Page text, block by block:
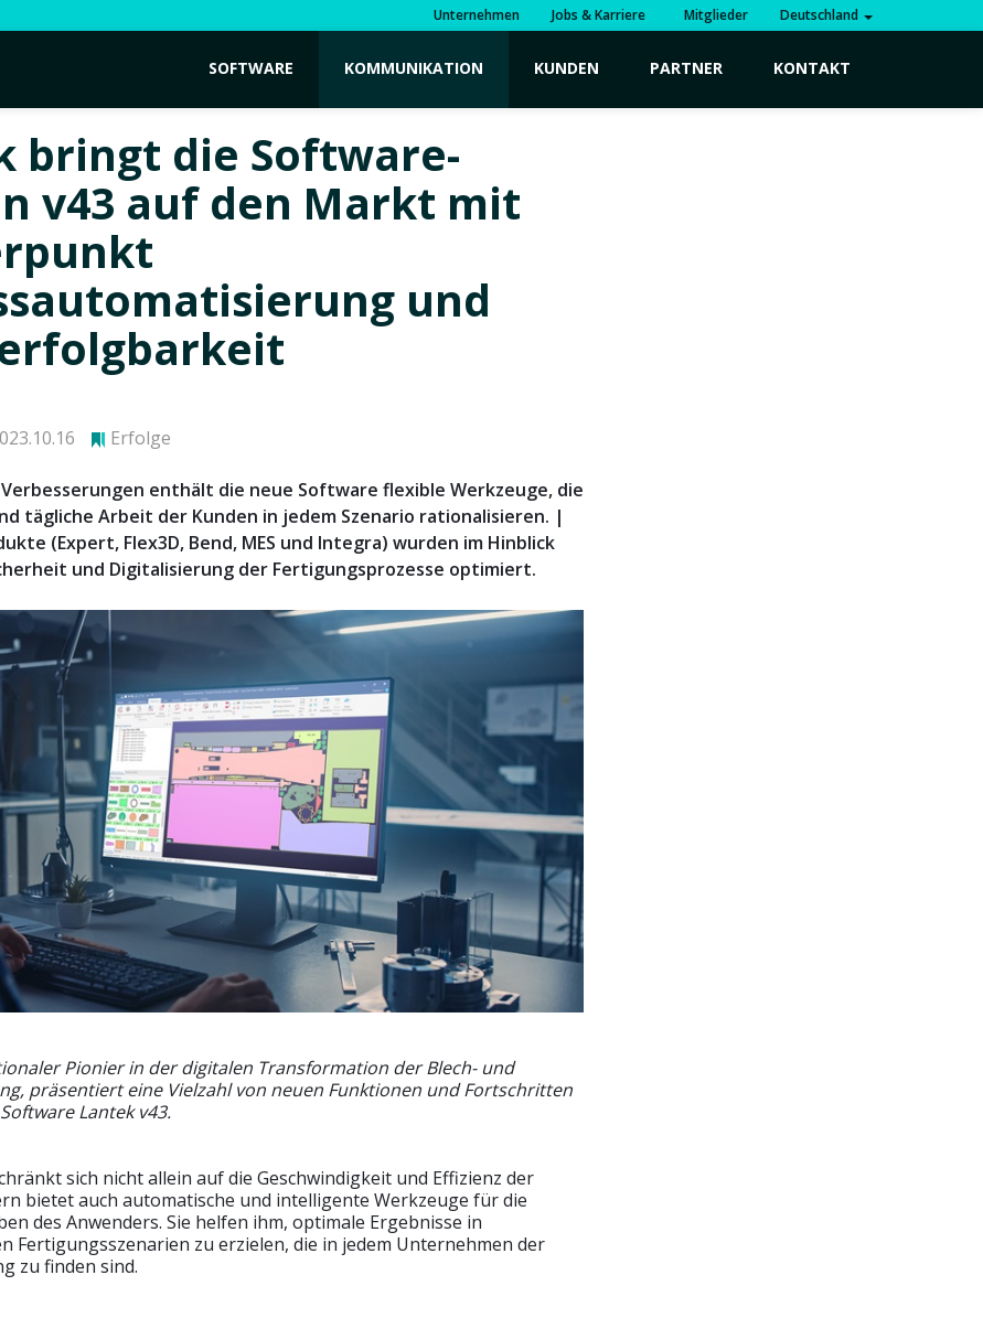
Unternehmen Jobs & Karriere Mitglieder Deutschland
SOFTWARE KOMMUNIKATION KUNDEN PARTNER KONTAKT
bringt die Software-
v43 auf den Markt mit
und
Erfolge
enthält die neue Software flexible Werkzeuge, die
tägliche Arbeit der Kunden in jedem Szenario rationalisieren. |
(Expert, Flex3D, Bend, MES und Integra) wurden im Hinblick
und Digitalisierung der Fertigungsprozesse optimiert.
Pionier in der digitalen Transformation der Blech- und
präsentiert eine Vielzahl von neuen Funktionen und Fortschritten
Lantek v43.
sich nicht allein auf die Geschwindigkeit und Effizienz der
bietet auch automatische und intelligente Werkzeuge für die
des Anwenders. Sie helfen ihm, optimale Ergebnisse in
Fertigungsszenarien zu erzielen, die in jedem Unternehmen der
zu finden sind.